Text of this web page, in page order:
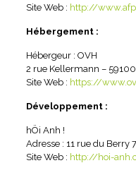
Site Web : http://
Hébergement :
Hébergeur : OVH
2 rue Kellermann –
Site Web : https://
Développement:
hÖi Anh !
Adresse : 11 rue du
Site Web : http://hoi-